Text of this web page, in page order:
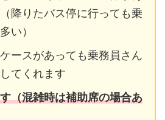
降りたバス停に行っても乗
い）
ースがあっても乗務員さん
てくれます
（混雑時は補助席の場合あ